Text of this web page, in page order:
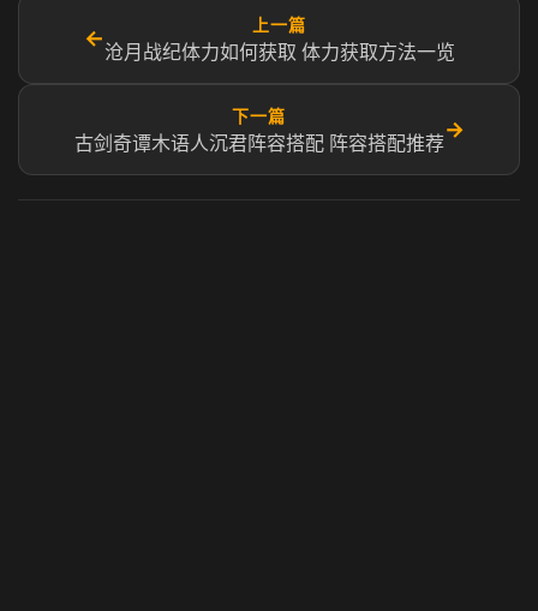
←
上一篇
沧月战纪体力如何获取 体力获取方法一览
下一篇
古剑奇谭木语人沉君阵容搭配 阵容搭配推荐
→